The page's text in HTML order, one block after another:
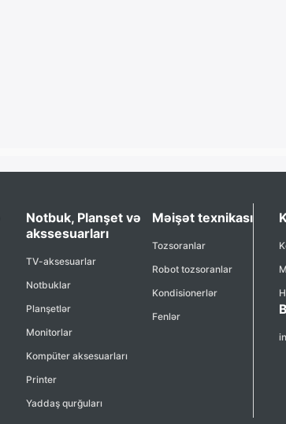
Notbuk, Planşet və
akssesuarları
TV-aksesuarlar
Notbuklar
Planşetlər
Monitorlar
Kompüter aksesuarları
Printer
Yaddaş qurğuları
Məişət texnikası
Tozsoranlar
Robot tozsoranlar
Kondisionerlər
Fenlər